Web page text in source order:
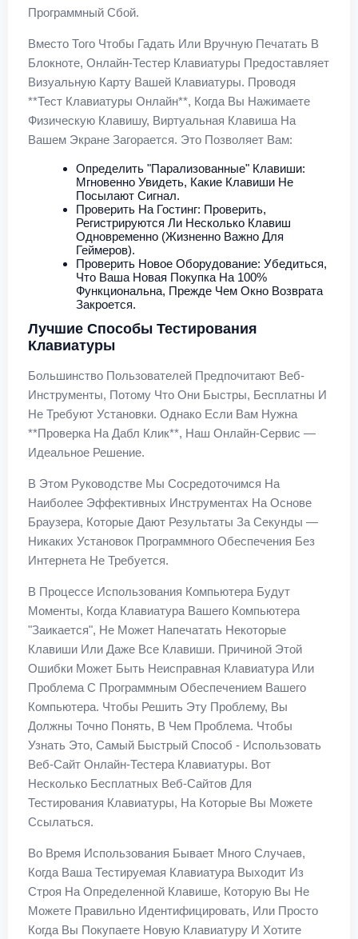
Программный Сбой.
Вместо Того Чтобы Гадать Или Вручную Печатать В
Блокноте, Онлайн-Тестер Клавиатуры Предоставляет
Визуальную Карту Вашей Клавиатуры. Проводя
**тест Клавиатуры Онлайн**, Когда Вы Нажимаете
Физическую Клавишу, Виртуальная Клавиша На
Вашем Экране Загорается. Это Позволяет Вам:
Определить "парализованные" Клавиши:
Мгновенно Увидеть, Какие Клавиши Не
Посылают Сигнал.
Проверить На Гостинг: Проверить,
Регистрируются Ли Несколько Клавиш
Одновременно (жизненно Важно Для
Геймеров).
Проверить Новое Оборудование: Убедиться,
Что Ваша Новая Покупка На 100%
Функциональна, Прежде Чем Окно Возврата
Закроется.
Лучшие Способы Тестирования
Клавиатуры
Большинство Пользователей Предпочитают Веб-
Инструменты, Потому Что Они Быстры, Бесплатны И
Не Требуют Установки. Однако Если Вам Нужна
**проверка На Дабл Клик**, Наш Онлайн-Сервис —
Идеальное Решение.
В Этом Руководстве Мы Сосредоточимся На
Наиболее Эффективных Инструментах На Основе
Браузера, Которые Дают Результаты За Секунды —
Никаких Установок Программного Обеспечения Без
Интернета Не Требуется.
В Процессе Использования Компьютера Будут
Моменты, Когда Клавиатура Вашего Компьютера
"заикается", Не Может Напечатать Некоторые
Клавиши Или Даже Все Клавиши. Причиной Этой
Ошибки Может Быть Неисправная Клавиатура Или
Проблема С Программным Обеспечением Вашего
Компьютера. Чтобы Решить Эту Проблему, Вы
Должны Точно Понять, В Чем Проблема. Чтобы
Узнать Это, Самый Быстрый Способ - Использовать
Веб-Сайт Онлайн-Тестера Клавиатуры. Вот
Несколько Бесплатных Веб-Сайтов Для
Тестирования Клавиатуры, На Которые Вы Можете
Ссылаться.
Во Время Использования Бывает Много Случаев,
Когда Ваша Тестируемая Клавиатура Выходит Из
Строя На Определенной Клавише, Которую Вы Не
Можете Правильно Идентифицировать, Или Просто
Когда Вы Покупаете Новую Клавиатуру И Хотите